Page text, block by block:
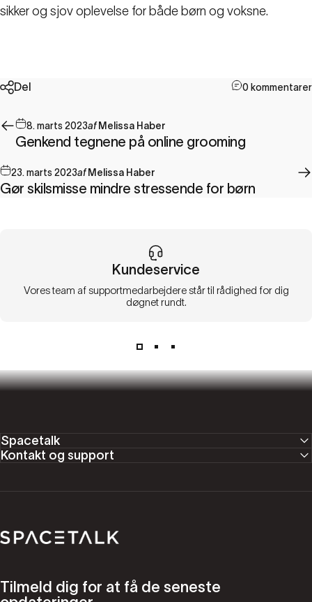
sikker og sjov oplevelse for både børn og voksne.
Del 0 kommentarer
8. marts 2023afMelissa Haber
Genkend tegnene på online grooming
23. marts 2023afMelissa Haber
Gør skilsmisse mindre stressende for børn
Kundeservice
Vores team af supportmedarbejdere står til rådighed for dig
døgnet rundt.
Spacetalk
Kontakt og support
Spacetalk
Tilmeld dig for at få de seneste